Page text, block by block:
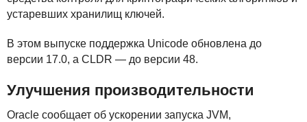
устаревших хранилищ ключей.
В этом выпуске поддержка Unicode обновлена до
версии 17.0, а CLDR — до версии 48.
Улучшения производительности
Oracle сообщает об ускорении запуска JVM,